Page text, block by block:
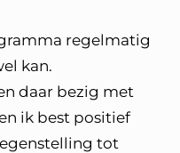
regelmatig
kan.
daar bezig met
ik best positief
tot